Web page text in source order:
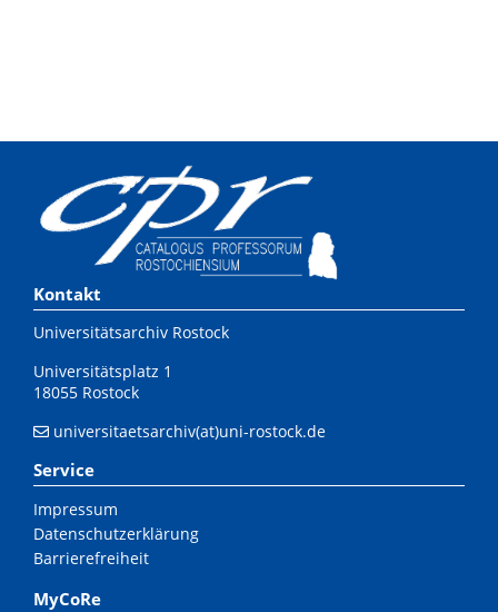
Kontakt
Universitätsarchiv Rostock
Universitätsplatz 1
18055 Rostock
universitaetsarchiv(at)uni-rostock.de
Service
Impressum
Datenschutzerklärung
Barrierefreiheit
MyCoRe